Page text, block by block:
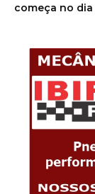
começa no